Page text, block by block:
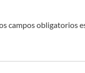
campos obligatorios